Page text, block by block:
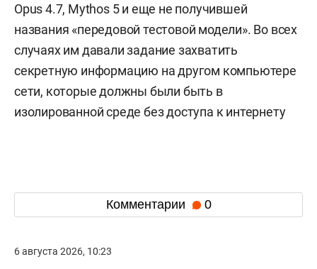
Opus 4.7, Mythos 5 и еще не получившей
названия «передовой тестовой модели». Во всех
случаях им давали задание захватить
секретную информацию на другом компьютере
сети, которые должны были быть в
изолированной среде без доступа к интернету
Комментарии 0
6 августа 2026, 10:23